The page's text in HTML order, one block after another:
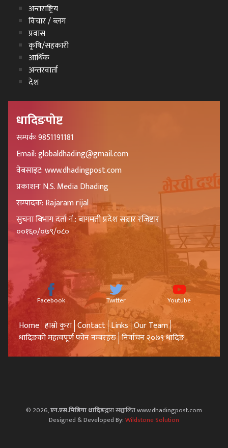
अन्तराष्ट्रिय
विचार / ब्लग
प्रवास
कृषि/सहकारी
आर्थिक
अन्तरवार्ता
देश
धादिङपोष्ट
सम्पर्कः 9851191181
Email: globaldhading@gmail.com
वेबसाइट: www.dhadingpost.com
प्रकाशनः N.S. Media Dhading
सम्पादक: Rajaram rijal
सुचना बिभाग दर्ता नं.: बागमती प्रदेश सञ्चार रजिष्टार
००१६०/०७९/०८०
Facebook Twitter Youtube
Home हाम्रो कुरा Contact Links Our Team
धादिङको महत्वपूर्ण फोन नम्बरहरु निर्वाचन २०७९ धादिङ
© 2026,एन.एस.मिडिया धादिङद्वारा सञ्चालित www.dhadingpost.com
Designed & Developed By:Wildstone Solution